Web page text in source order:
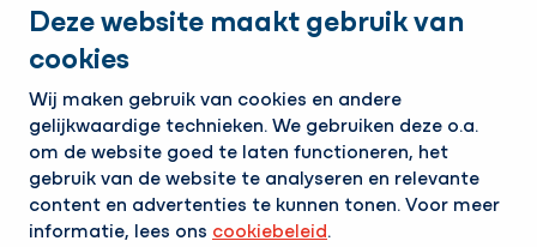
Deze website maakt gebruik van
cookies
Wij maken gebruik van cookies en andere
gelijkwaardige technieken. We gebruiken deze o.a.
om de website goed te laten functioneren, het
gebruik van de website te analyseren en relevante
content en advertenties te kunnen tonen. Voor meer
informatie, lees ons cookiebeleid.
Industrieweg 10 | 7761 PV Schoonebeek
Tel:+31 524 599 980
Contact